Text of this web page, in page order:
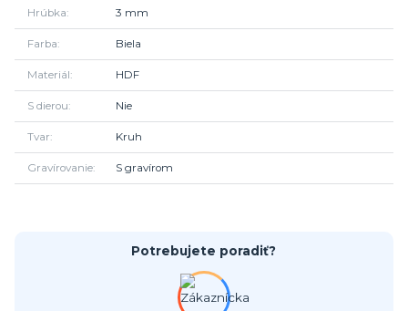
Hrúbka 3 mm
Farba Biela
Materiál HDF
S dierou Nie
Tvar Kruh
Gravírovanie S gravírom
Potrebujete poradiť?